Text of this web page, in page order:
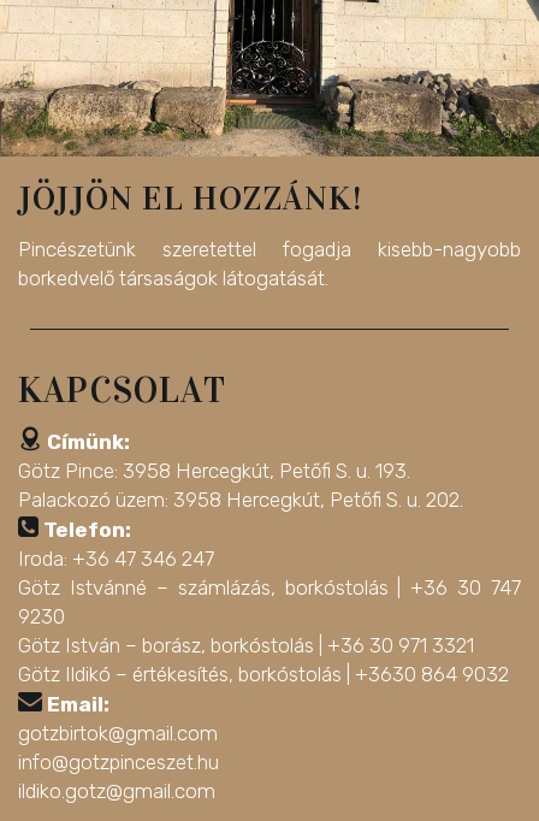
JÖJJÖN EL HOZZÁNK!
Pincészetünk szeretettel fogadja kisebb-nagyobb
borkedvelő társaságok látogatását.
KAPCSOLAT
Címünk:
Götz Pince: 3958 Hercegkút, Petőfi S. u. 193.
Palackozó üzem: 3958 Hercegkút, Petőfi S. u. 202.
Telefon:
Iroda: +36 47 346 247
Götz Istvánné – számlázás, borkóstolás | +36 30 747
9230
Götz István – borász, borkóstolás | +36 30 971 3321
Götz Ildikó – értékesítés, borkóstolás | +3630 864 9032
Email:
gotzbirtok@gmail.com
info@gotzpinceszet.hu
ildiko.gotz@gmail.com